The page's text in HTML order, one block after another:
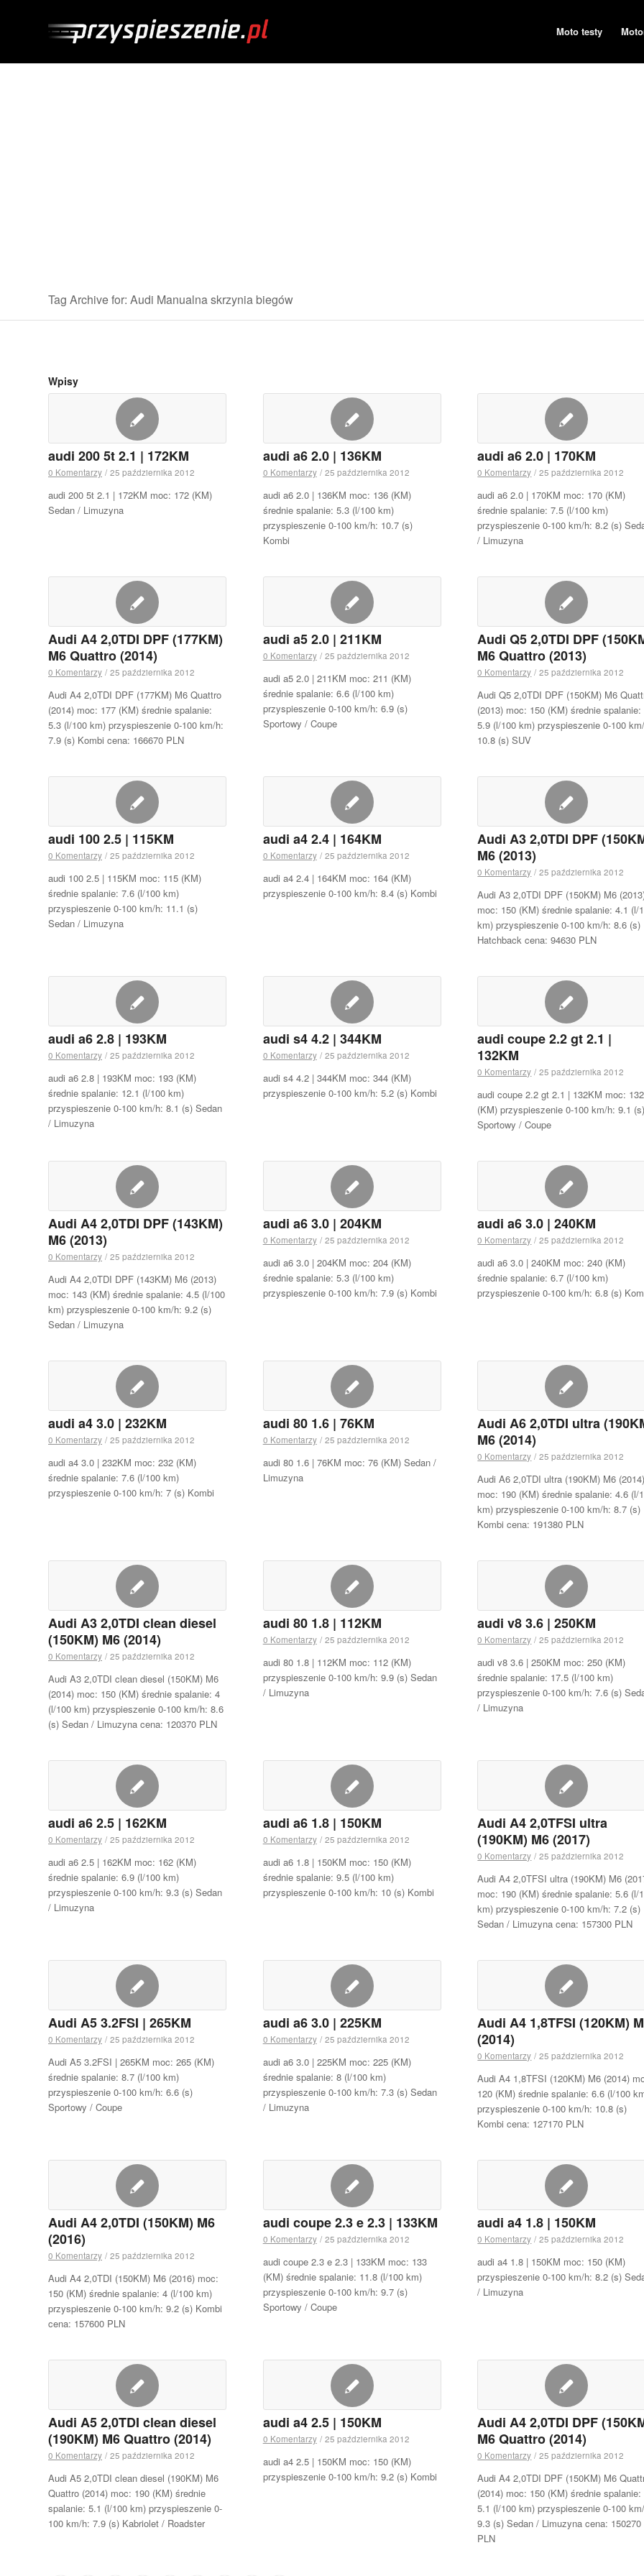
Moto testy
Tag Archive for: Audi Manualna skrzynia biegów
Wpisy
audi 200 5t 2.1 | 172KM
0 Komentarzy / 25 października 2012
audi 200 5t 2.1 | 172KM moc: 172 (KM)
Sedan / Limuzyna
audi a6 2.0 | 136KM
0 Komentarzy / 25 października 2012
audi a6 2.0 | 136KM moc: 136 (KM)
średnie spalanie: 5.3 (l/100 km)
przyspieszenie 0-100 km/h: 10.7 (s)
Kombi
audi a6 2.0 | 170KM
0 Komentarzy / 25 października 2012
audi a6 2.0 | 170KM moc: 170 (KM)
średnie spalanie: 7.5 (l/100 km)
przyspieszenie 0-100 km/h: 8.2 (s)
/ Limuzyna
Audi A4 2,0TDI DPF (177KM)
M6 Quattro (2014)
0 Komentarzy / 25 października 2012
Audi A4 2,0TDI DPF (177KM) M6 Quattro
(2014) moc: 177 (KM) średnie spalanie:
5.3 (l/100 km) przyspieszenie 0-100 km/h:
7.9 (s) Kombi cena: 166670 PLN
audi a5 2.0 | 211KM
0 Komentarzy / 25 października 2012
audi a5 2.0 | 211KM moc: 211 (KM)
średnie spalanie: 6.6 (l/100 km)
przyspieszenie 0-100 km/h: 6.9 (s)
Sportowy / Coupe
Audi Q5 2,0TDI DPF
M6 Quattro (2013)
0 Komentarzy / 25 października 2012
Audi Q5 2,0TDI DPF (150KM) M6
(2013) moc: 150 (KM) średnie spalanie:
5.9 (l/100 km) przyspieszenie 0-100
10.8 (s) SUV
audi 100 2.5 | 115KM
0 Komentarzy / 25 października 2012
audi 100 2.5 | 115KM moc: 115 (KM)
średnie spalanie: 7.6 (l/100 km)
przyspieszenie 0-100 km/h: 11.1 (s)
Sedan / Limuzyna
audi a4 2.4 | 164KM
0 Komentarzy / 25 października 2012
audi a4 2.4 | 164KM moc: 164 (KM)
przyspieszenie 0-100 km/h: 8.4 (s) Kombi
Audi A3 2,0TDI DPF
M6 (2013)
0 Komentarzy / 25 października 2012
Audi A3 2,0TDI DPF (150KM) M6
moc: 150 (KM) średnie spalanie: 4.1 (l/
km) przyspieszenie 0-100 km/h: 8.6 (s)
Hatchback cena: 94630 PLN
audi a6 2.8 | 193KM
0 Komentarzy / 25 października 2012
audi a6 2.8 | 193KM moc: 193 (KM)
średnie spalanie: 12.1 (l/100 km)
przyspieszenie 0-100 km/h: 8.1 (s) Sedan
/ Limuzyna
audi s4 4.2 | 344KM
0 Komentarzy / 25 października 2012
audi s4 4.2 | 344KM moc: 344 (KM)
przyspieszenie 0-100 km/h: 5.2 (s) Kombi
audi coupe 2.2 gt 2.1 |
132KM
0 Komentarzy / 25 października 2012
audi coupe 2.2 gt 2.1 | 132KM moc: 132
(KM) przyspieszenie 0-100 km/h: 9.1
Sportowy / Coupe
Audi A4 2,0TDI DPF (143KM)
M6 (2013)
0 Komentarzy / 25 października 2012
Audi A4 2,0TDI DPF (143KM) M6 (2013)
moc: 143 (KM) średnie spalanie: 4.5 (l/100
km) przyspieszenie 0-100 km/h: 9.2 (s)
Sedan / Limuzyna
audi a6 3.0 | 204KM
0 Komentarzy / 25 października 2012
audi a6 3.0 | 204KM moc: 204 (KM)
średnie spalanie: 5.3 (l/100 km)
przyspieszenie 0-100 km/h: 7.9 (s) Kombi
audi a6 3.0 | 240KM
0 Komentarzy / 25 października 2012
audi a6 3.0 | 240KM moc: 240 (KM)
średnie spalanie: 6.7 (l/100 km)
przyspieszenie 0-100 km/h: 6.8 (s)
audi a4 3.0 | 232KM
0 Komentarzy / 25 października 2012
audi a4 3.0 | 232KM moc: 232 (KM)
średnie spalanie: 7.6 (l/100 km)
przyspieszenie 0-100 km/h: 7 (s) Kombi
audi 80 1.6 | 76KM
0 Komentarzy / 25 października 2012
audi 80 1.6 | 76KM moc: 76 (KM) Sedan /
Limuzyna
Audi A6 2,0TDI ultra
M6 (2014)
0 Komentarzy / 25 października 2012
Audi A6 2,0TDI ultra (190KM) M6
moc: 190 (KM) średnie spalanie: 4.6 (l/
km) przyspieszenie 0-100 km/h: 8.7 (s)
Kombi cena: 191380 PLN
Audi A3 2,0TDI clean diesel
(150KM) M6 (2014)
0 Komentarzy / 25 października 2012
Audi A3 2,0TDI clean diesel (150KM) M6
(2014) moc: 150 (KM) średnie spalanie: 4
(l/100 km) przyspieszenie 0-100 km/h: 8.6
(s) Sedan / Limuzyna cena: 120370 PLN
audi 80 1.8 | 112KM
0 Komentarzy / 25 października 2012
audi 80 1.8 | 112KM moc: 112 (KM)
przyspieszenie 0-100 km/h: 9.9 (s) Sedan
/ Limuzyna
audi v8 3.6 | 250KM
0 Komentarzy / 25 października 2012
audi v8 3.6 | 250KM moc: 250 (KM)
średnie spalanie: 17.5 (l/100 km)
przyspieszenie 0-100 km/h: 7.6 (s)
/ Limuzyna
audi a6 2.5 | 162KM
0 Komentarzy / 25 października 2012
audi a6 2.5 | 162KM moc: 162 (KM)
średnie spalanie: 6.9 (l/100 km)
przyspieszenie 0-100 km/h: 9.3 (s) Sedan
/ Limuzyna
audi a6 1.8 | 150KM
0 Komentarzy / 25 października 2012
audi a6 1.8 | 150KM moc: 150 (KM)
średnie spalanie: 9.5 (l/100 km)
przyspieszenie 0-100 km/h: 10 (s) Kombi
Audi A4 2,0TFSI ultra
(190KM) M6 (2017)
0 Komentarzy / 25 października 2012
Audi A4 2,0TFSI ultra (190KM) M6
moc: 190 (KM) średnie spalanie: 5.6 (l/
km) przyspieszenie 0-100 km/h: 7.2 (s)
Sedan / Limuzyna cena: 157300 PLN
Audi A5 3.2FSI | 265KM
0 Komentarzy / 25 października 2012
Audi A5 3.2FSI | 265KM moc: 265 (KM)
średnie spalanie: 8.7 (l/100 km)
przyspieszenie 0-100 km/h: 6.6 (s)
Sportowy / Coupe
audi a6 3.0 | 225KM
0 Komentarzy / 25 października 2012
audi a6 3.0 | 225KM moc: 225 (KM)
średnie spalanie: 8 (l/100 km)
przyspieszenie 0-100 km/h: 7.3 (s) Sedan
/ Limuzyna
Audi A4 1,8TFSI (120KM)
(2014)
0 Komentarzy / 25 października 2012
Audi A4 1,8TFSI (120KM) M6 (2014)
120 (KM) średnie spalanie: 6.6 (l/100
przyspieszenie 0-100 km/h: 10.8 (s)
Kombi cena: 127170 PLN
Audi A4 2,0TDI (150KM) M6
(2016)
0 Komentarzy / 25 października 2012
Audi A4 2,0TDI (150KM) M6 (2016) moc:
150 (KM) średnie spalanie: 4 (l/100 km)
przyspieszenie 0-100 km/h: 9.2 (s) Kombi
cena: 157600 PLN
audi coupe 2.3 e 2.3 | 133KM
0 Komentarzy / 25 października 2012
audi coupe 2.3 e 2.3 | 133KM moc: 133
(KM) średnie spalanie: 11.8 (l/100 km)
przyspieszenie 0-100 km/h: 9.7 (s)
Sportowy / Coupe
audi a4 1.8 | 150KM
0 Komentarzy / 25 października 2012
audi a4 1.8 | 150KM moc: 150 (KM)
przyspieszenie 0-100 km/h: 8.2 (s)
/ Limuzyna
Audi A5 2,0TDI clean diesel
(190KM) M6 Quattro (2014)
0 Komentarzy / 25 października 2012
Audi A5 2,0TDI clean diesel (190KM) M6
Quattro (2014) moc: 190 (KM) średnie
spalanie: 5.1 (l/100 km) przyspieszenie 0-
100 km/h: 7.9 (s) Kabriolet / Roadster
audi a4 2.5 | 150KM
0 Komentarzy / 25 października 2012
audi a4 2.5 | 150KM moc: 150 (KM)
przyspieszenie 0-100 km/h: 9.2 (s) Kombi
Audi A4 2,0TDI DPF
M6 Quattro (2014)
0 Komentarzy / 25 października 2012
Audi A4 2,0TDI DPF (150KM) M6
(2014) moc: 150 (KM) średnie spalanie:
5.1 (l/100 km) przyspieszenie 0-100
9.3 (s) Sedan / Limuzyna cena: 150270
PLN